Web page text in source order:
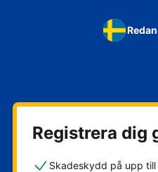
Registrera dig
Skadeskydd på upp till